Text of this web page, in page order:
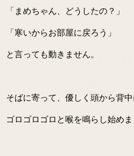
「まめちゃん、どうしたの？」
「寒いからお部屋に戻ろう」
と言っても動きません。
そばに寄って、優しく頭から背中
ゴロゴロゴロと喉を鳴らし始めま